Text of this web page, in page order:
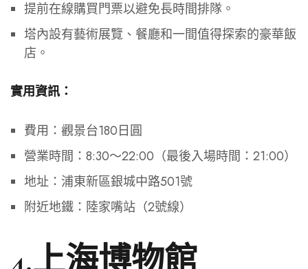
提前在線購買門票以避免長時間排隊。
塔內設有藝術展覽、餐廳和一間值得探索的豪華飯
店。
實用資訊：
費用：觀景台180日圓
營業時間：8:30～22:00（最後入場時間：21:00）
地址：浦東新區銀城中路501號
附近地鐵：陸家嘴站（2號線）
4.上海博物館